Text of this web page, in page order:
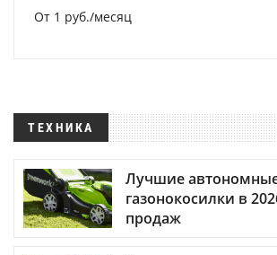
От 1 руб./месяц
ТЕХНИКА
Лучшие
газонокосилки в
продаж